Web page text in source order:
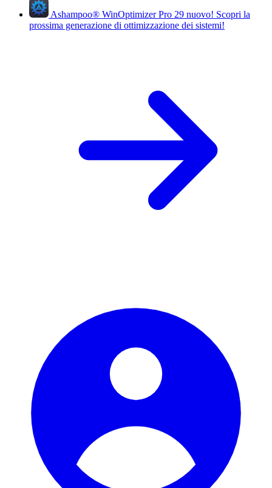
Ashampoo® WinOptimizer Pro 29 nuovo! Scopri la
prossima generazione di ottimizzazione dei sistemi!